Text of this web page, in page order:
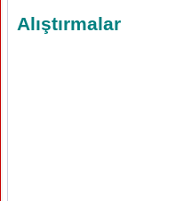
Alıştırmalar